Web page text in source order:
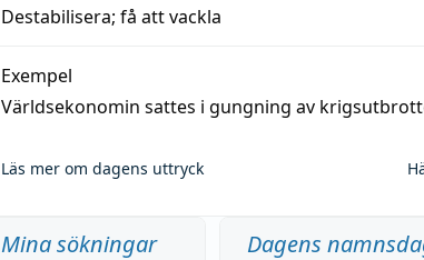
Destabilisera; få att vackla
Exempel
Världsekonomin sattes i gungning av
Läs mer om dagens uttryck
Mina sökningar Dagens